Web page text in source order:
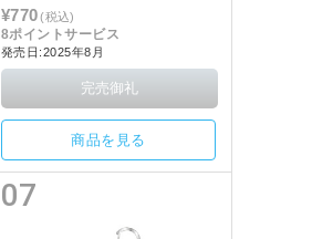
¥770 (税込)
8ポイントサービス
発売日:2025年8月
商品を見る
07